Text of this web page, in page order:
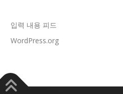
입력 내용 피드
WordPress.org